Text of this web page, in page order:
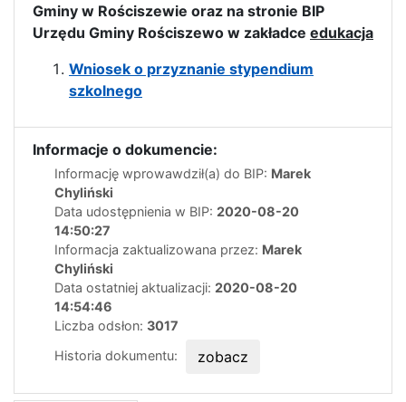
Gminy w Rościszewie oraz na stronie BIP
Urzędu Gminy Rościszewo w zakładce edukacja
Wniosek o przyznanie stypendium
szkolnego
Informacje o dokumencie:
Informację wprowawdził(a) do BIP: Marek
Chyliński
Data udostępnienia w BIP: 2020-08-20
14:50:27
Informacja zaktualizowana przez: Marek
Chyliński
Data ostatniej aktualizacji: 2020-08-20
14:54:46
Liczba odsłon: 3017
Historia dokumentu:
zobacz